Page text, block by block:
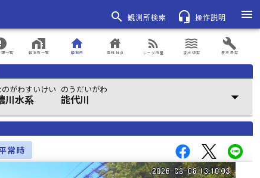
search 観測所検索 headset_mic 操作説明
menu
一覧 観測所一覧
home_work
観測所
home
登録地点
house
レーダ雨量
rss_feed
浸水想定
waves
表示設定
build
のがわすいけい
川水系
のうだいがわ
能代川 arrow_drop_down
常時